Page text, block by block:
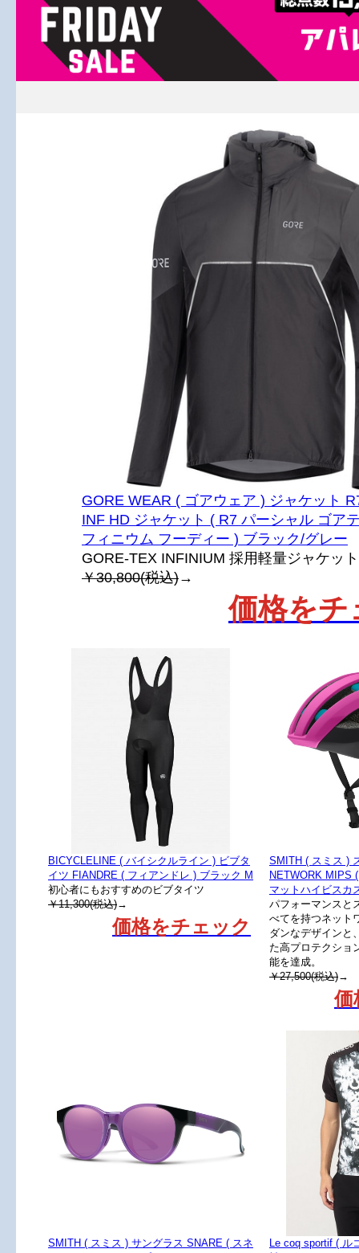
GORE WEAR ( ゴアウェア ) ジャケット
INF HD ジャケット ( R7 パーシャル ゴア
フィニウム フーディー ) ブラック/グレー
GORE-TEX INFINIUM 採用軽量ジャケット
￥30,800(税込)→
価格をチ
BICYCLELINE ( バイシクルライン ) ビブタ
イツ FIANDRE ( フィアンドレ ) ブラック M
初心者にもおすすめのビブタイツ
￥11,300(税込)→
価格をチェック
SMITH ( スミス )
NETWORK MIPS
マットハイビスカ
パフォーマンスと
べてを持つネット
ダンなデザインと
た高プロテクショ
能を達成。
￥27,500(税込)→
価
SMITH ( スミス ) サングラス SNARE ( スネ
Le coq sportif ( ル